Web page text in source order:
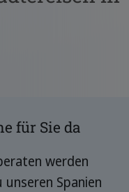
für Sie da
werden
Spanien